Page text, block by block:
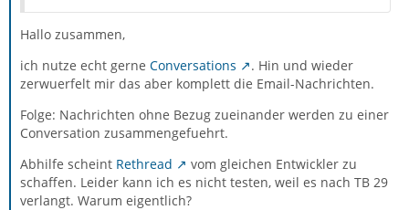
Hallo zusammen,
ich nutze echt gerne Conversations
. Hin und wieder
zerwuerfelt mir das aber komplett die Email-Nachrichten.
Folge: Nachrichten ohne Bezug zueinander werden zu einer
Conversation zusammengefuehrt.
Abhilfe scheint Rethread
vom gleichen Entwickler zu
schaffen. Leider kann ich es nicht testen, weil es nach TB 29
verlangt. Warum eigentlich?